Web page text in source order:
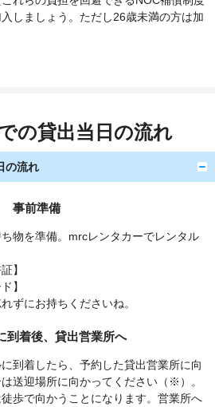
しましょう。ただし26歳未満の方は加
の貸出当日の流れ
の流れ
事前準備
物を準備。mrcレンタカーでレンタル
】
】
ずにお持ちくださいね。
到着後、貸出営業所へ
到着したら、予約した貸出営業所に向
送迎場所に向かってください（※）。
歩で向かうことになります。営業所へ